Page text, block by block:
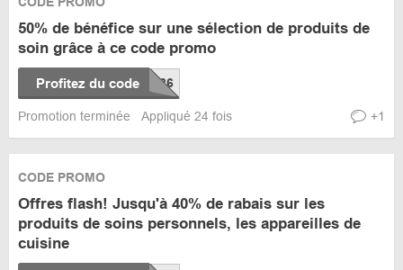
50% de bénéfice sur une sélection de produits de
soin grâce à ce code promo
Profitez du code
Promotion terminée Appliqué 24 fois +1
CODE PROMO
Offres flash! Jusqu'à 40% de rabais sur les
produits de soins personnels, les appareilles de
cuisine